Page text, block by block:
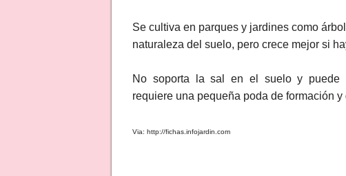
Se cultiva en parques y jardines como
naturaleza del suelo, pero crece mejor si
No soporta la sal en el suelo y puede
requiere una pequeña poda de formación y
Via: http://fichas.infojardin.com